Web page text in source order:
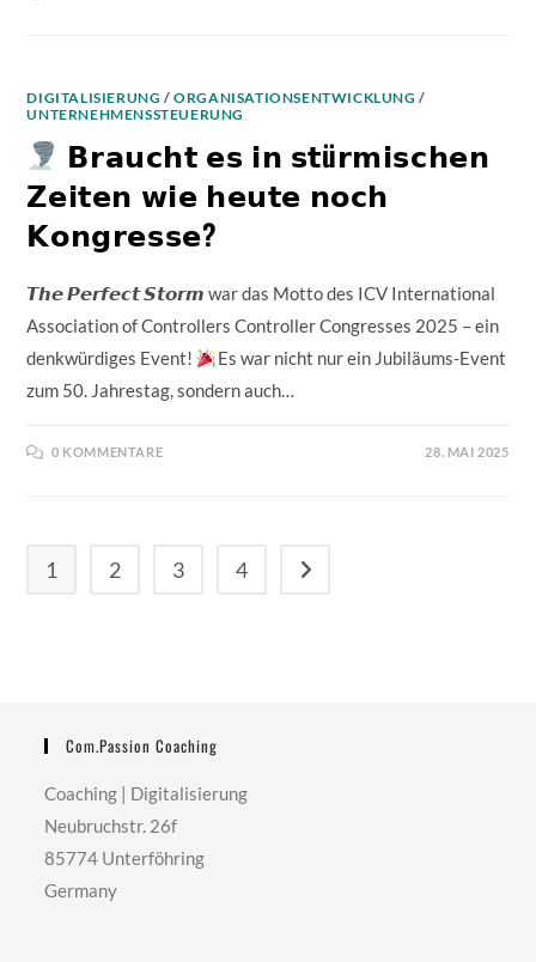
DIGITALISIERUNG /ORGANISATIONSENTWICKLUNG /
UNTERNEHMENSSTEUERUNG
𝗕𝗿𝗮𝘂𝗰𝗵𝘁 𝗲𝘀 𝗶𝗻 𝘀𝘁ü𝗿𝗺𝗶𝘀𝗰𝗵𝗲𝗻
𝗭𝗲𝗶𝘁𝗲𝗻 𝘄𝗶𝗲 𝗵𝗲𝘂𝘁𝗲 𝗻𝗼𝗰𝗵
𝗞𝗼𝗻𝗴𝗿𝗲𝘀𝘀𝗲?
𝙏𝙝𝙚 𝙋𝙚𝙧𝙛𝙚𝙘𝙩 𝙎𝙩𝙤𝙧𝙢 war das Motto des ICV International
Association of Controllers Controller Congresses 2025 – ein
denkwürdiges Event!
Es war nicht nur ein Jubiläums-Event
zum 50. Jahrestag, sondern auch…
0 KOMMENTARE 28. MAI 2025
1 2 3 4 Zur nächsten Seite
Com.passion Coaching
Coaching | Digitalisierung
Neubruchstr. 26f
85774 Unterföhring
Germany